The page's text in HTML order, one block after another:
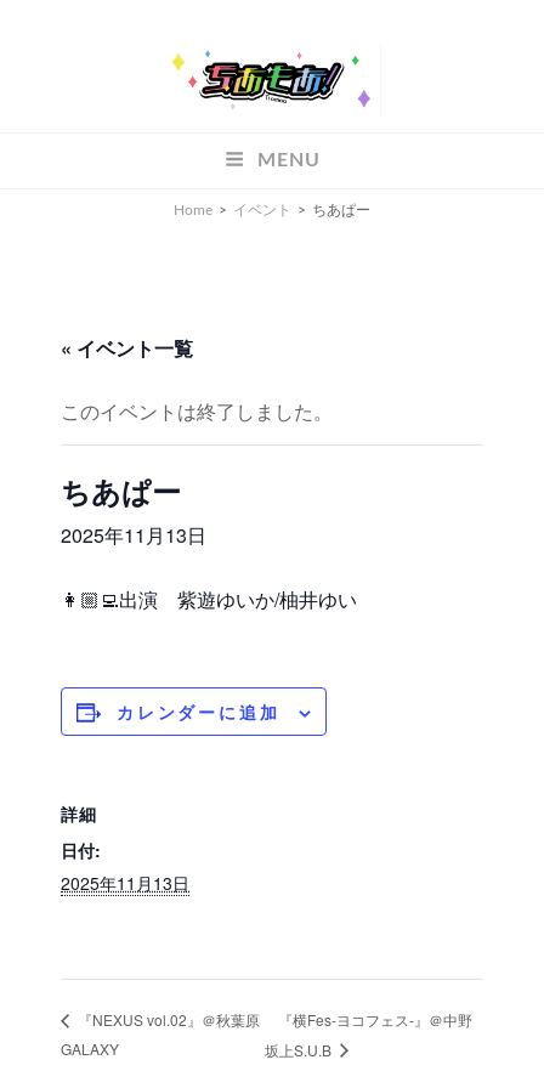
MENU
Home > イベント > ちあぱー
« イベント一覧
このイベントは終了しました。
ちあぱー
2025年11月13日
👩🏼‍💻出演 紫遊ゆいか/柚井ゆい
カレンダーに追加
詳細
日付:
2025年11月13日
『NEXUS vol.02』＠秋葉原
GALAXY
『横Fes-ヨコフェス-』＠中野
坂上S.U.B